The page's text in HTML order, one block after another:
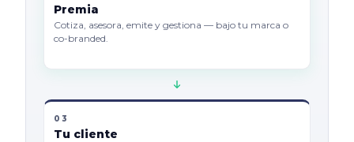
Premia
Cotiza, asesora, emite y gestiona — bajo tu marca o
co-branded.
03
Tu cliente